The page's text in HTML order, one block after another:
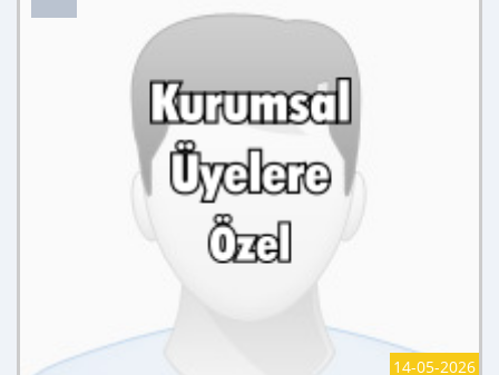
14-05-2026